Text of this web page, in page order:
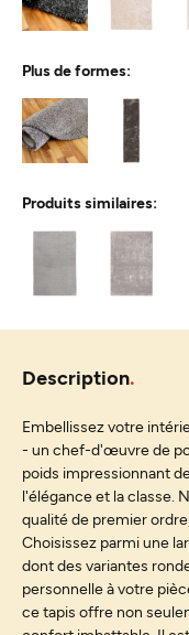
Plus de formes:
Produits similaires:
Description
Embellissez votre
- un chef-d'œuvre de
poids impressionnant
l'élégance et la classe.
qualité de premier
Choisissez parmi une
dont des variantes
personnelle à votre
ce tapis offre non